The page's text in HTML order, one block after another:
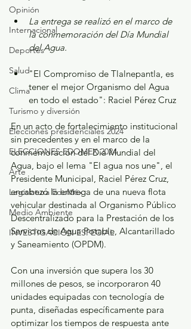
Opinión
Internacional
Deportes
Salud
Clima
Turismo y diversión
Elecciones presidenciales 2024
ELECCIONES EDOMEX 2024
Arte
Legislatura EdoMéx
Medio Ambiente
INVESTIGACIÓN ESPECIAL
La entrega se realizó en el marco de
la conmemoración del Día Mundial
del Agua.
"El Compromiso de Tlalnepantla, es
tener el mejor Organismo del Agua
en todo el estado": Raciel Pérez Cruz
En un acto de fortalecimiento institucional
sin precedentes y en el marco de la
conmemoración del Día Mundial del
Agua, bajo el lema "El agua nos une", el
Presidente Municipal, Raciel Pérez Cruz,
encabezó la entrega de una nueva flota
vehicular destinada al Organismo Público
Descentralizado para la Prestación de los
Servicios de Agua Potable, Alcantarillado
y Saneamiento (OPDM).
Con una inversión que supera los 30
millones de pesos, se incorporaron 40
unidades equipadas con tecnología de
punta, diseñadas específicamente para
optimizar los tiempos de respuesta ante